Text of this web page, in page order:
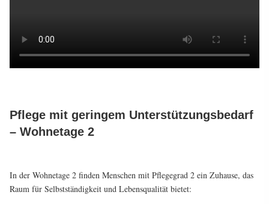
Pflege mit geringem Unterstützungsbedarf
– Wohnetage 2
In der Wohnetage 2 finden Menschen mit Pflegegrad 2 ein Zuhause, das
Raum für Selbstständigkeit und Lebensqualität bietet: